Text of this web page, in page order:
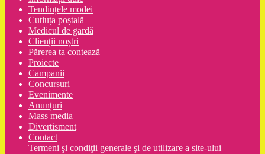
Tendințele modei
Cutiuța poștală
Medicul de gardă
Clienții noștri
Părerea ta contează
Proiecte
Campanii
Concursuri
Evenimente
Anunțuri
Mass media
Divertisment
Contact
Termeni şi condiţii generale şi de utilizare a site-ului